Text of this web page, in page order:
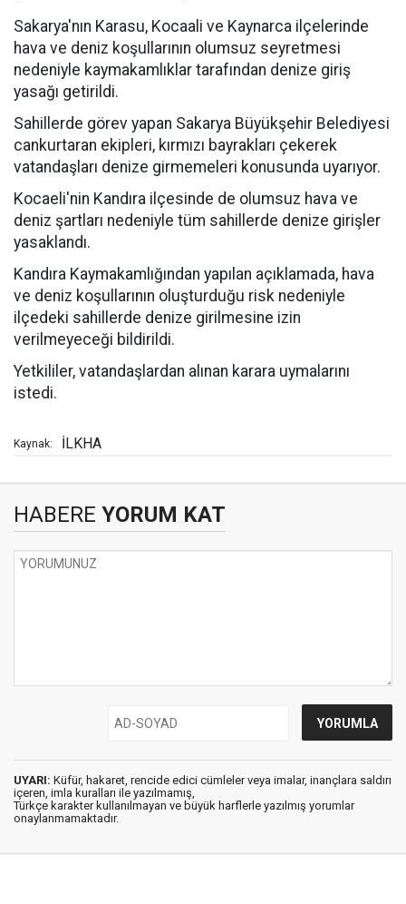
Sakarya'nın Karasu, Kocaali ve Kaynarca ilçelerinde
hava ve deniz koşullarının olumsuz seyretmesi
nedeniyle kaymakamlıklar tarafından denize giriş
yasağı getirildi.
Sahillerde görev yapan Sakarya Büyükşehir Belediyesi
cankurtaran ekipleri, kırmızı bayrakları çekerek
vatandaşları denize girmemeleri konusunda uyarıyor.
Kocaeli'nin Kandıra ilçesinde de olumsuz hava ve
deniz şartları nedeniyle tüm sahillerde denize girişler
yasaklandı.
Kandıra Kaymakamlığından yapılan açıklamada, hava
ve deniz koşullarının oluşturduğu risk nedeniyle
ilçedeki sahillerde denize girilmesine izin
verilmeyeceği bildirildi.
Yetkililer, vatandaşlardan alınan karara uymalarını
istedi.
Kaynak: İLKHA
HABERE YORUM KAT
UYARI: Küfür, hakaret, rencide edici cümleler veya imalar, inançlara saldırı
içeren, imla kuralları ile yazılmamış,
Türkçe karakter kullanılmayan ve büyük harflerle yazılmış yorumlar
onaylanmamaktadır.